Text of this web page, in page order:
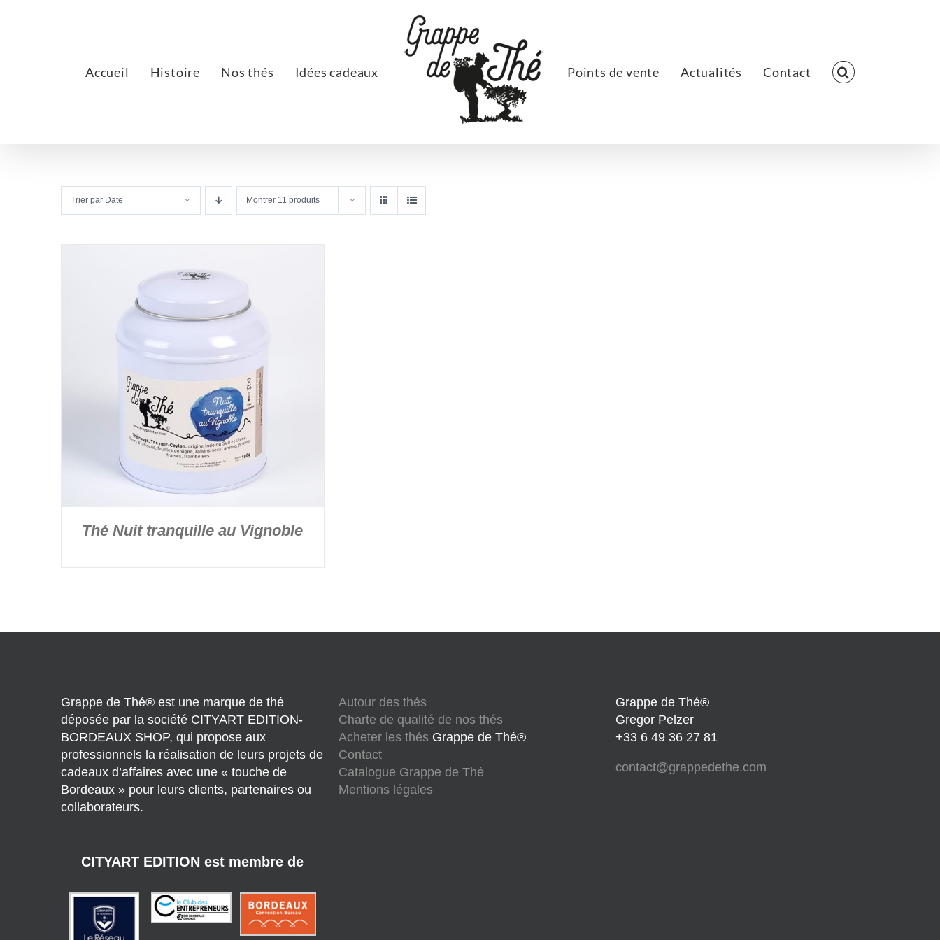
Accueil Histoire Nos thés Idées cadeaux Points de vente Actualités Contact
Trier par Date Montrer 11 produits
Thé Nuit tranquille au Vignoble
Grappe de Thé® est une marque de thé
déposée par la société CITYART EDITION-
BORDEAUX SHOP, qui propose aux
professionnels la réalisation de leurs projets de
cadeaux d’affaires avec une « touche de
Bordeaux » pour leurs clients, partenaires ou
collaborateurs.
CITYART EDITION est membre de
Autour des thés
Charte de qualité de nos thés
Acheter les thés Grappe de Thé®
Contact
Catalogue Grappe de Thé
Mentions légales
Grappe de Thé®
Gregor Pelzer
+33 6 49 36 27 81
contact@grappedethe.com